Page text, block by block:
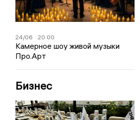
24/06 20:00
Камерное шоу живой музыки
Про.Арт
Бизнес